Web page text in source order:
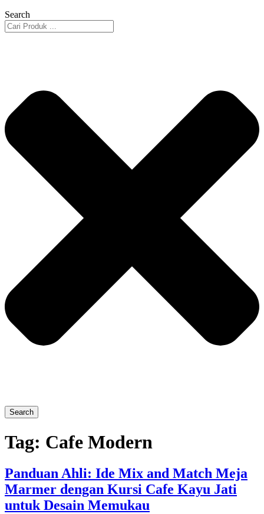
Search
Search
Tag: Cafe Modern
Panduan Ahli: Ide Mix and Match Meja
Marmer dengan Kursi Cafe Kayu Jati
untuk Desain Memukau